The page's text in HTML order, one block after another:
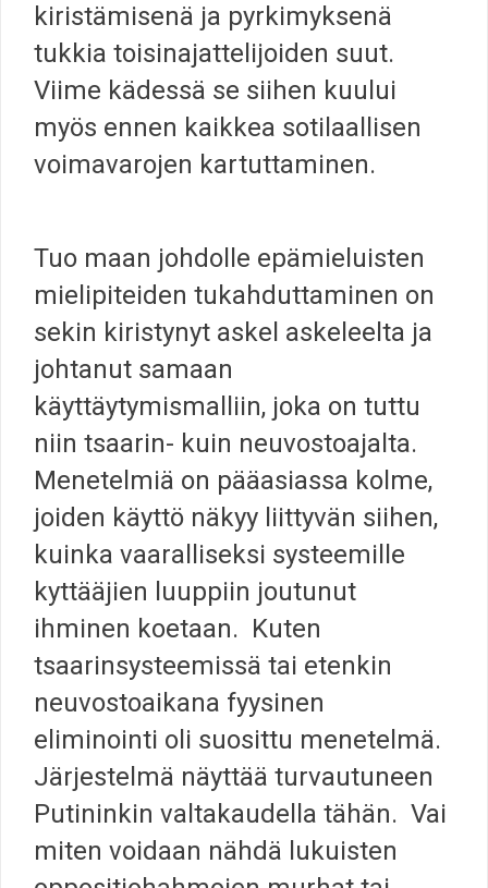
kiristämisenä ja pyrkimyksenä
tukkia toisinajattelijoiden suut.
Viime kädessä se siihen kuului
myös ennen kaikkea sotilaallisen
voimavarojen kartuttaminen.
Tuo maan johdolle epämieluisten
mielipiteiden tukahduttaminen on
sekin kiristynyt askel askeleelta ja
johtanut samaan
käyttäytymismalliin, joka on tuttu
niin tsaarin- kuin neuvostoajalta.
Menetelmiä on pääasiassa kolme,
joiden käyttö näkyy liittyvän siihen,
kuinka vaaralliseksi systeemille
kyttääjien luuppiin joutunut
ihminen koetaan. Kuten
tsaarinsysteemissä tai etenkin
neuvostoaikana fyysinen
eliminointi oli suosittu menetelmä.
Järjestelmä näyttää turvautuneen
Putininkin valtakaudella tähän. Vai
miten voidaan nähdä lukuisten